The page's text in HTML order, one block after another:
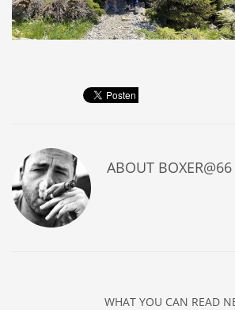
ABOUT BOXER@66
WHAT YOU CAN READ